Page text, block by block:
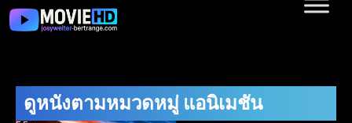
ดูหนังตามหมวดหมู่ แอนิเมชัน